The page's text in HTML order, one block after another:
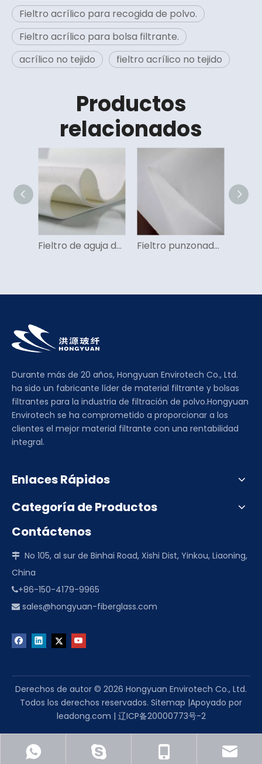
Fieltro acrílico para recogida de polvo.
Fieltro acrílico para bolsa filtrante.
acrílico no tejido
fieltro acrílico no tejido
Productos
relacionados
Fieltro de aguja de polipropileno (PP) Fieltro punzonado de poliéster (PE)
Durante más de 20 años, Hongyuan Envirotech Co., Ltd.
ha sido un fabricante líder de material filtrante y bolsas
filtrantes para la industria de filtración de polvo.Hongyuan
Envirotech se ha comprometido a proporcionar a los
clientes el mejor material filtrante con una rentabilidad
integral.
Enlaces Rápidos
Categoría de Productos
Contáctenos
 No 105, al sur de Binhai Road, Xishi Dist, Yinkou, Liaoning,
China
+86-150-4179-9965
 sales@hongyuan-fiberglass.com
Derechos de autor © 2026 Hongyuan Envirotech Co., Ltd.
Todos los derechos reservados. Sitemap |Apoyado por
leadong.com | 辽ICP备20000773号-2